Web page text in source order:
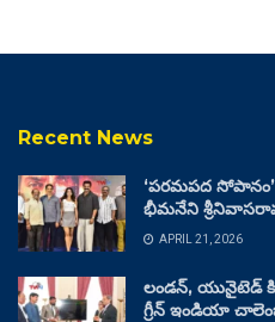
Recent News
‘పరమపద సోపానం’
భీమనేని
APRIL 21, 2026
లండన్, యునైటెడ్
గ్రీన్ ఇండియా